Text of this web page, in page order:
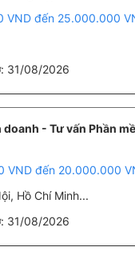
VND đến 25.000.000
31/08/2026
- Tư vấn Phần
VND đến 20.000.000
Hồ Chí Minh...
31/08/2026